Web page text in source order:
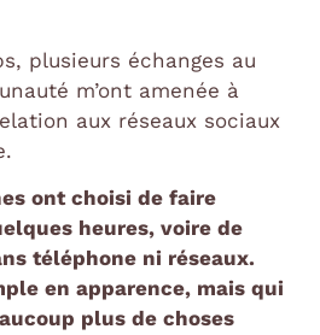
plusieurs échanges au
m’ont amenée à
aux réseaux sociaux
ont choisi de faire
heures, voire de
téléphone ni réseaux.
en apparence, mais qui
plus de choses